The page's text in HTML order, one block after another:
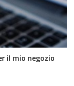
il mio negozio